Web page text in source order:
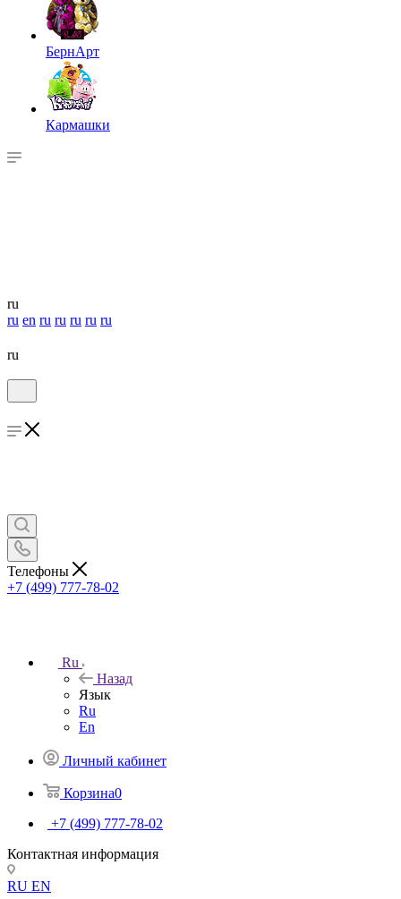
БернАрт
Кармашки
ru
ru en ru ru ru ru ru
ru
Телефоны
+7 (499) 777-78-02
Ru
Назад
Язык
Ru
En
Личный кабинет
Корзина0
+7 (499) 777-78-02
Контактная информация
RU EN